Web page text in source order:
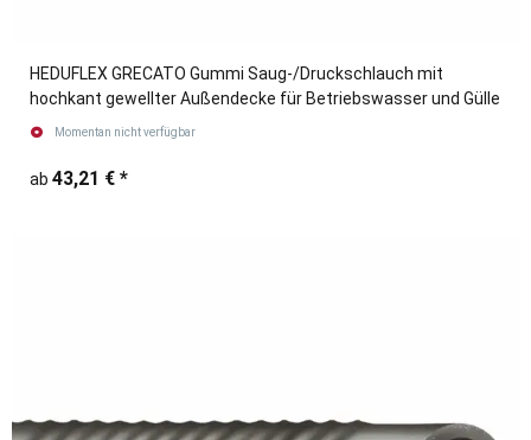
HEDUFLEX GRECATO Gummi Saug-/Druckschlauch mit
hochkant gewellter Außendecke für Betriebswasser und Gülle
Momentan nicht verfügbar
ab 43,21 € *